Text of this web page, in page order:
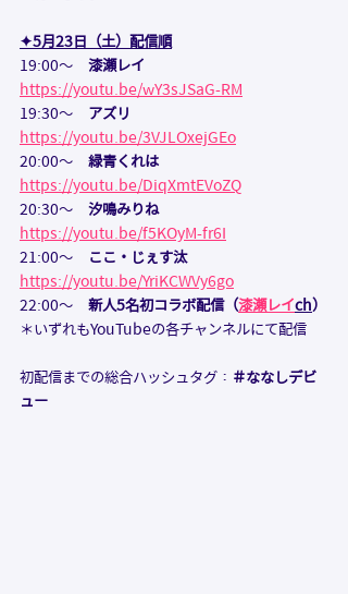
✦5月23日（土）配信順​
19:00〜 漆瀬レイ
https://youtu.be/wY3sJSaG-RM
19:30〜 アズリ
https://youtu.be/3VJLOxejGEo
20:00〜 緑青くれは
https://youtu.be/DiqXmtEVoZQ
20:30〜 汐鳴みりね
https://youtu.be/f5KOyM-fr6I
21:00〜
ここ・じぇす汰
https://youtu.be/YriKCWVy6go
22:00〜 新人5名初コラボ配信（漆瀬レイch）
＊いずれもYouTubeの各チャンネルにて配信
初配信までの総合ハッシュタグ： ＃ななしデビ
ュー